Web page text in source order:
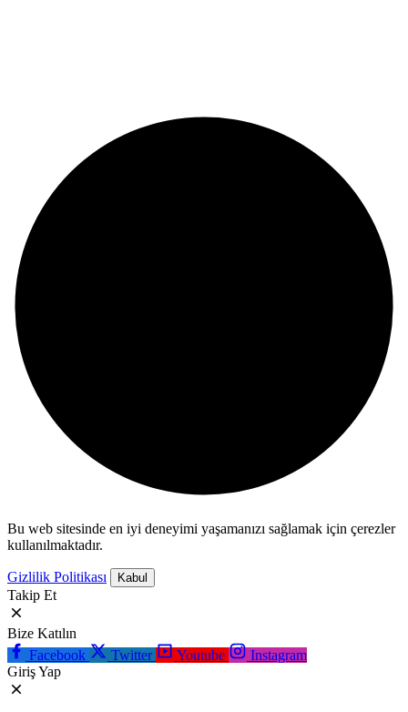
Bu web sitesinde en iyi deneyimi yaşamanızı sağlamak için çerezler
kullanılmaktadır.
Gizlilik Politikası Kabul
Takip Et
Bize Katılın
Facebook
Twitter Youtube
Instagram
Giriş Yap